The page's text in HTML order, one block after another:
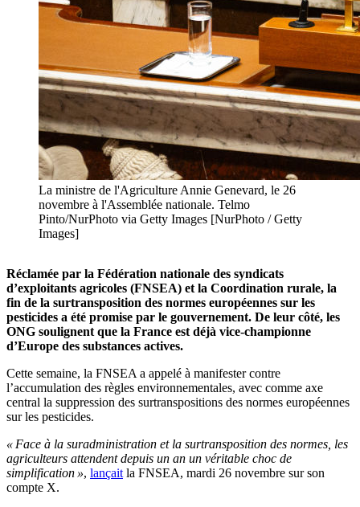
La ministre de l'Agriculture Annie Genevard, le 26
novembre à l'Assemblée nationale. Telmo
Pinto/NurPhoto via Getty Images [NurPhoto / Getty
Images]
Réclamée par la Fédération nationale des syndicats
d’exploitants agricoles (FNSEA) et la Coordination rurale, la
fin de la surtransposition des normes européennes sur les
pesticides a été promise par le gouvernement. De leur côté, les
ONG soulignent que la France est déjà vice-championne
d’Europe des substances actives.
Cette semaine, la FNSEA a appelé à manifester contre
l’accumulation des règles environnementales, avec comme axe
central la suppression des surtranspositions des normes européennes
sur les pesticides.
« Face à la suradministration et la surtransposition des normes, les
agriculteurs attendent depuis un an un véritable choc de
simplification », lançait la FNSEA, mardi 26 novembre sur son
compte X.